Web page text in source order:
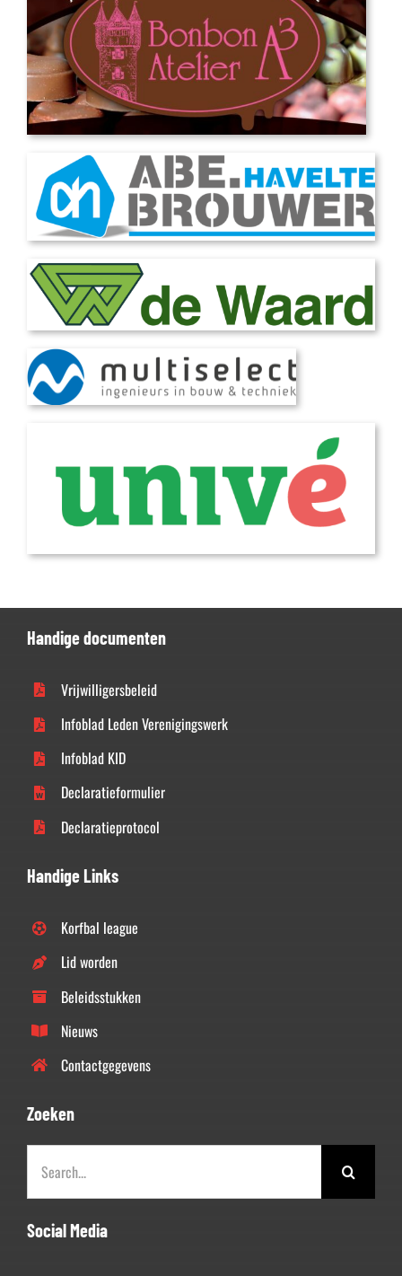
Handige documenten
Vrijwilligersbeleid
Infoblad Leden Verenigingswerk
Infoblad KID
Declaratieformulier
Declaratieprotocol
Handige Links
Korfbal league
Lid worden
Beleidsstukken
Nieuws
Contactgegevens
Zoeken
naar:
Social Media